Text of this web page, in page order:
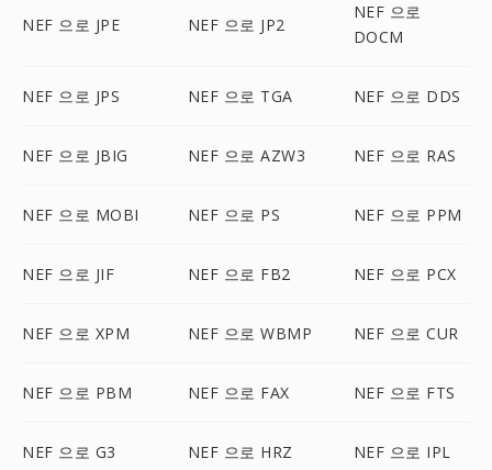
NEF 으로 JPE NEF 으로 JP2
NEF 으로
DOCM
NEF 으로 JPS NEF 으로 TGA NEF 으로 DDS
NEF 으로 JBIG NEF 으로 AZW3 NEF 으로 RAS
NEF 으로 MOBI NEF 으로 PS NEF 으로 PPM
NEF 으로 JIF NEF 으로 FB2 NEF 으로 PCX
NEF 으로 XPM NEF 으로 WBMP NEF 으로 CUR
NEF 으로 PBM NEF 으로 FAX NEF 으로 FTS
NEF 으로 G3 NEF 으로 HRZ NEF 으로 IPL